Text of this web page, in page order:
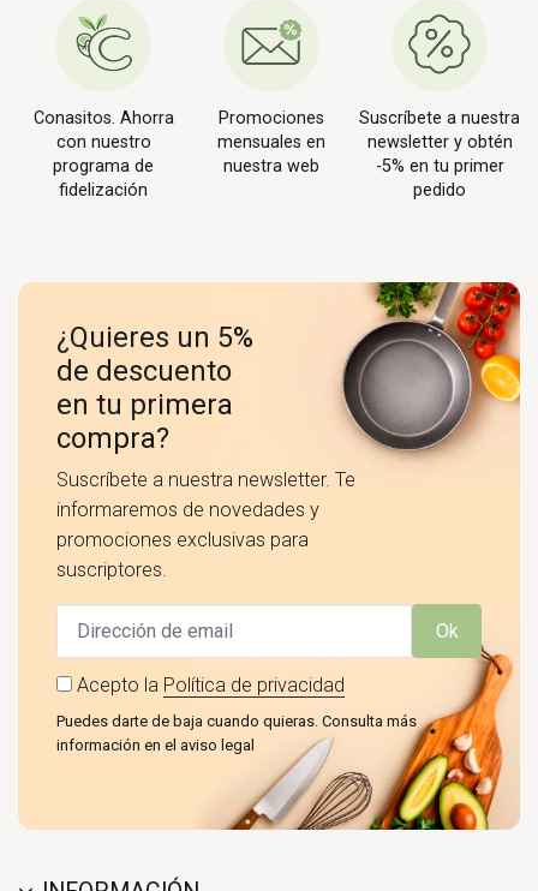
Conasitos. Ahorra
con nuestro
programa de
fidelización
Promociones
mensuales en
nuestra web
Suscríbete a nuestra
newsletter y obtén
-5% en tu primer
pedido
¿Quieres un 5%
de descuento
en tu primera
compra?
Suscríbete a nuestra newsletter. Te
informaremos de novedades y
promociones exclusivas para
suscriptores.
Ok
Acepto la Política de privacidad
Puedes darte de baja cuando quieras. Consulta más
información en el aviso legal